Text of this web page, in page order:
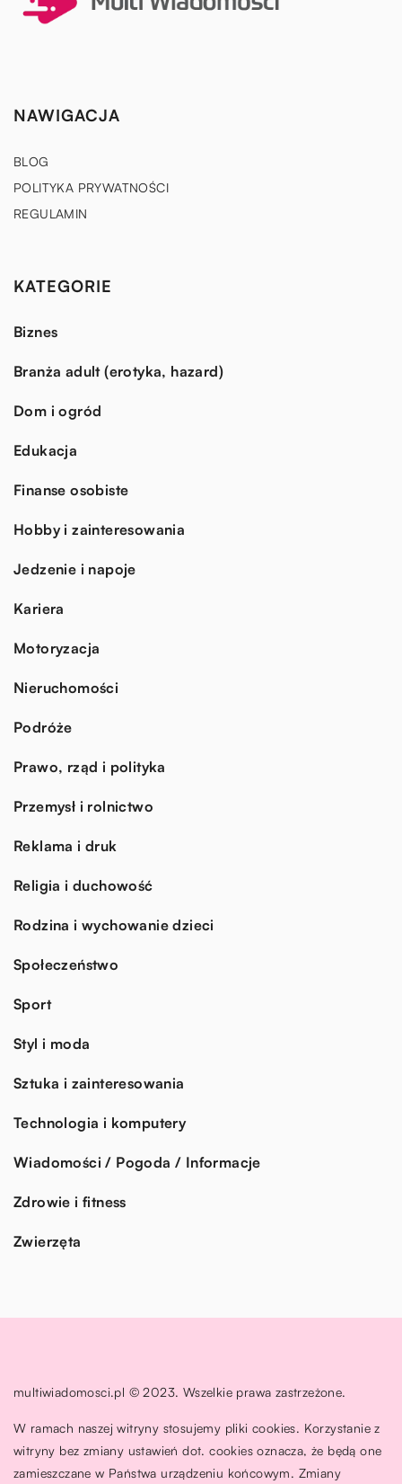
NAWIGACJA
BLOG
POLITYKA PRYWATNOŚCI
REGULAMIN
KATEGORIE
Biznes
Branża adult (erotyka, hazard)
Dom i ogród
Edukacja
Finanse osobiste
Hobby i zainteresowania
Jedzenie i napoje
Kariera
Motoryzacja
Nieruchomości
Podróże
Prawo, rząd i polityka
Przemysł i rolnictwo
Reklama i druk
Religia i duchowość
Rodzina i wychowanie dzieci
Społeczeństwo
Sport
Styl i moda
Sztuka i zainteresowania
Technologia i komputery
Wiadomości / Pogoda / Informacje
Zdrowie i fitness
Zwierzęta
multiwiadomosci.pl © 2023. Wszelkie prawa zastrzeżone.
W ramach naszej witryny stosujemy pliki cookies. Korzystanie z
witryny bez zmiany ustawień dot. cookies oznacza, że będą one
zamieszczane w Państwa urządzeniu końcowym. Zmiany